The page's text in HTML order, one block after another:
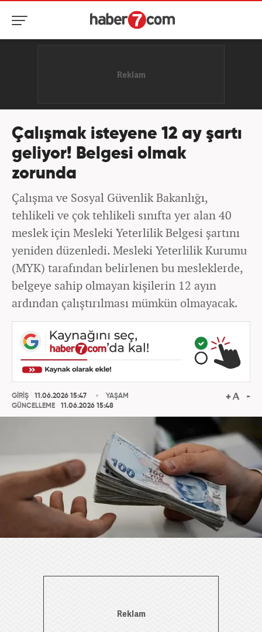
Çalışmak isteyene 12 ay şartı
geliyor! Belgesi olmak
zorunda
Çalışma ve Sosyal Güvenlik Bakanlığı,
tehlikeli ve çok tehlikeli sınıfta yer alan 40
meslek için Mesleki Yeterlilik Belgesi şartını
yeniden düzenledi. Mesleki Yeterlilik Kurumu
(MYK) tarafından belirlenen bu mesleklerde,
belgeye sahip olmayan kişilerin 12 ayın
ardından çalıştırılması mümkün olmayacak.
GİRİŞ
11.06.2026 15:47
GÜNCELLEME
11.06.2026 15:48
YAŞAM